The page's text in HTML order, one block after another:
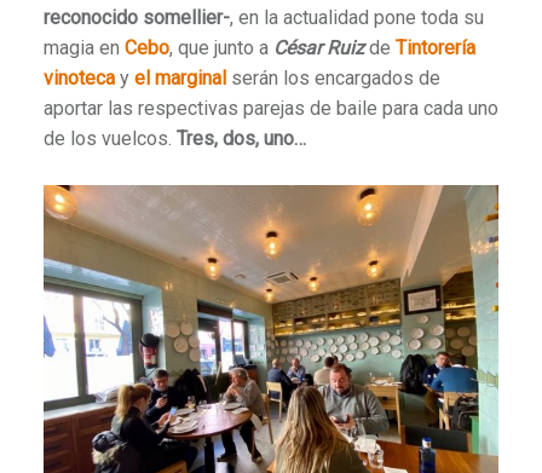
reconocido somellier-, en la actualidad pone toda su
magia en Cebo, que junto a César Ruizde Tintorería
vinotecay el marginalserán los encargados de
aportar las respectivas parejas de baile para cada uno
de los vuelcos. Tres, dos, uno…